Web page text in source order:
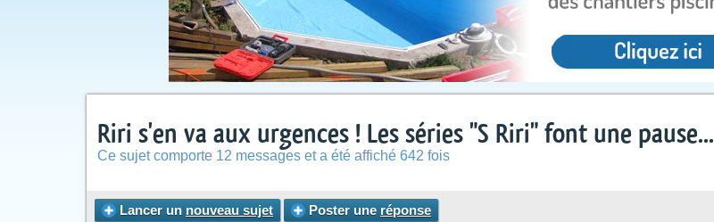
Riri s'en va aux urgences ! Les séries "S Riri" font une pause...
Ce sujet comporte 12 messages et a été affiché 642 fois
Lancer un nouveau sujet Poster une réponse